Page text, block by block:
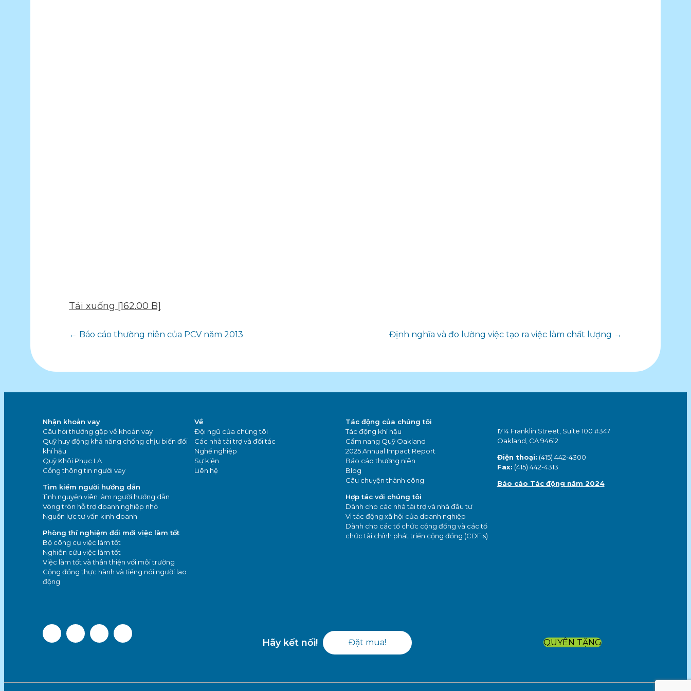
Tải xuống [162.00 B]
Điều
hướng
bài
viết
← Báo cáo thường niên của PCV năm 2013 Định nghĩa và đo lường việc tạo ra việc làm chất lượng →
Nhận khoản vay
Câu hỏi thường gặp về khoản vay
Quỹ huy động khả năng chống chịu biến đổi
khí hậu
Quỹ Khôi Phục LA
Cổng thông tin người vay
Tìm kiếm người hướng dẫn
Tình nguyện viên làm người hướng dẫn
Vòng tròn hỗ trợ doanh nghiệp nhỏ
Nguồn lực tư vấn kinh doanh
Phòng thí nghiệm đổi mới việc làm tốt
Bộ công cụ việc làm tốt
Nghiên cứu việc làm tốt
Việc làm tốt và thân thiện với môi trường
Cộng đồng thực hành và tiếng nói người lao
động
Về
Đội ngũ của chúng tôi
Các nhà tài trợ và đối tác
Nghề nghiệp
Sự kiện
Liên hệ
Tác động của chúng tôi
Tác động khí hậu
Cẩm nang Quỹ Oakland
2025 Annual Impact Report
Báo cáo thường niên
Blog
Câu chuyện thành công
Hợp tác với chúng tôi
Dành cho các nhà tài trợ và nhà đầu tư
Vì tác động xã hội của doanh nghiệp
Dành cho các tổ chức cộng đồng và các tổ
chức tài chính phát triển cộng đồng (CDFIs)
1714 Franklin Street, Suite 100 #347
Oakland, CA 94612
Điện thoại: (415) 442-4300
Fax: (415) 442-4313
Báo cáo Tác động năm 2024
Hãy kết nối! Đặt mua! QUYÊN TẶNG